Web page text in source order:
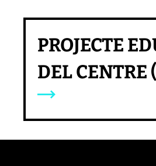
PROJECTE
DEL CENTRE